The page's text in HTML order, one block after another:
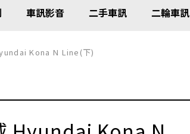
車訊影音 二手車訊 二輪車訊
Kona N Line(下)